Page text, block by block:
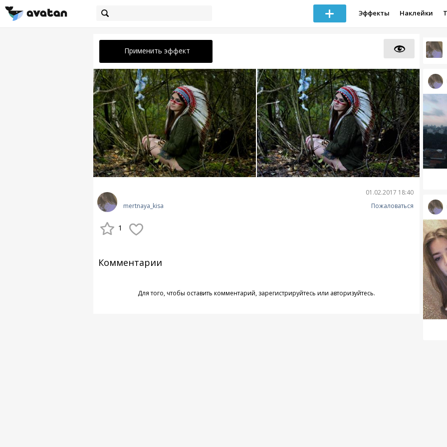
Эффекты Наклейки
Применить эффект
mertnaya_kisa
01.02.2017 18:40
Пожаловаться
1
Комментарии
Для того, чтобы оставить комментарий, зарегистрируйтесь или авторизуйтесь.